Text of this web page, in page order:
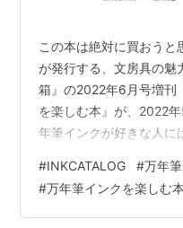
この本は絶対に買おうと
が発行する、文房具の魅
箱』の2022年6月号増刊
を楽しむ本』が、2022
年筆インクが好きな人に
本」に大幅な加筆や最新
2500色のリアルなイン
の楽しい世界を深く追求
#INKCATALOG #万年
#万年筆インクを楽しむ本